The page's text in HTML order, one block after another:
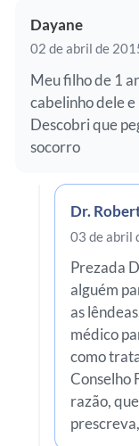
Dayane
02 de abril de
Meu filho de 1
cabelinho dele e
Descobri que
socorro
Dr.
03 de abril
Prezada
alguém
as
médico
como
Conselho
razão,